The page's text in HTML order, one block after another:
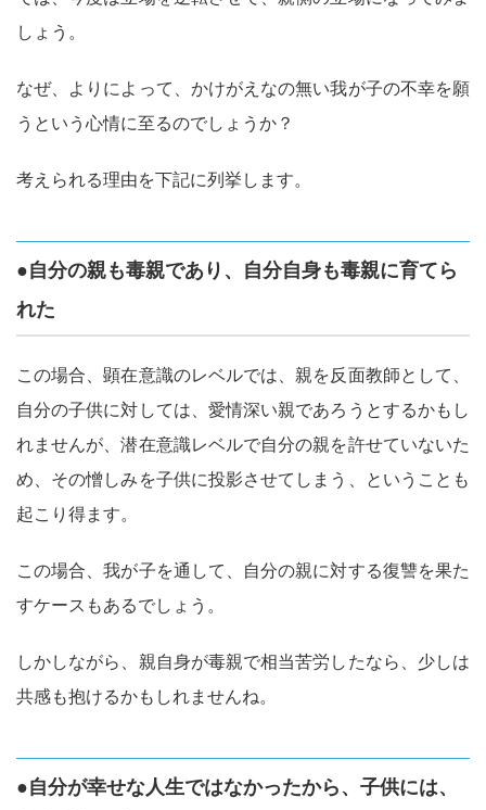
しょう。
なぜ、よりによって、かけがえなの無い我が子の不幸を願
うという心情に至るのでしょうか？
考えられる理由を下記に列挙します。
●自分の親も毒親であり、自分自身も毒親に育てら
れた
この場合、顕在意識のレベルでは、親を反面教師として、
自分の子供に対しては、愛情深い親であろうとするかもし
れませんが、潜在意識レベルで自分の親を許せていないた
め、その憎しみを子供に投影させてしまう、ということも
起こり得ます。
この場合、我が子を通して、自分の親に対する復讐を果た
すケースもあるでしょう。
しかしながら、親自身が毒親で相当苦労したなら、少しは
共感も抱けるかもしれませんね。
●自分が幸せな人生ではなかったから、子供には、